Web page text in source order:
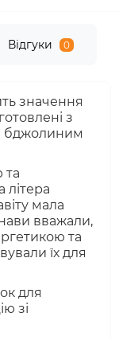
Відгуки 0
значення
з
бджолиним
та
літера
мала
вважали,
та
їх для
для
зі